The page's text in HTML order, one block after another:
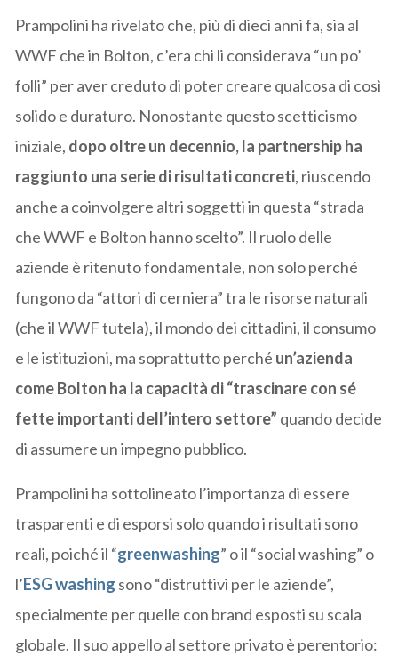
Prampolini ha rivelato che, più di dieci anni fa, sia al
WWF che in Bolton, c’era chi li considerava “un po’
folli” per aver creduto di poter creare qualcosa di così
solido e duraturo. Nonostante questo scetticismo
iniziale, dopo oltre un decennio, la partnership ha
raggiunto una serie di risultati concreti, riuscendo
anche a coinvolgere altri soggetti in questa “strada
che WWF e Bolton hanno scelto”. Il ruolo delle
aziende è ritenuto fondamentale, non solo perché
fungono da “attori di cerniera” tra le risorse naturali
(che il WWF tutela), il mondo dei cittadini, il consumo
e le istituzioni, ma soprattutto perché un’azienda
come Bolton ha la capacità di “trascinare con sé
fette importanti dell’intero settore” quando decide
di assumere un impegno pubblico.
Prampolini ha sottolineato l’importanza di essere
trasparenti e di esporsi solo quando i risultati sono
reali, poiché il “greenwashing” o il “social washing” o
l’ESG washing sono “distruttivi per le aziende”,
specialmente per quelle con brand esposti su scala
globale. Il suo appello al settore privato è perentorio: